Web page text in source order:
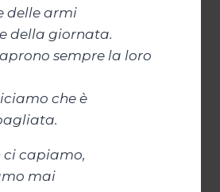
delle armi
della giornata.
sempre la loro
che è
ci capiamo,
mai